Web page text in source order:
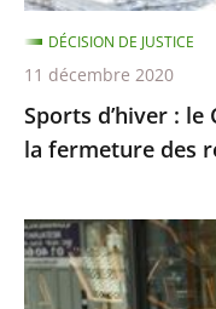
la
fermeture
des
remontées
mécaniques
Sports d’hiver : le
la fermeture des
DÉCISION DE JUSTICE
11 décembre 2020
Fermeture
des
bars